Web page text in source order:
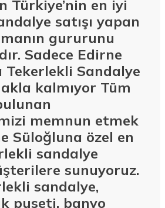
Türkiye’nin en iyi
satışı yapan
gururunu
Sadece Edirne
Tekerlekli Sandalye
kalmıyor Tüm
memnun etmek
Süloğluna özel en
sandalye
sunuyoruz.
sandalye,
puseti, banyo